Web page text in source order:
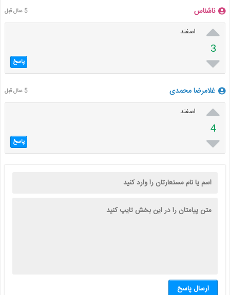
ناشناس 5 سال قبل

3

اسفند
پاسخ
غلامرضا محمدی 5 سال قبل

4

اسفند
پاسخ
ارسال پاسخ